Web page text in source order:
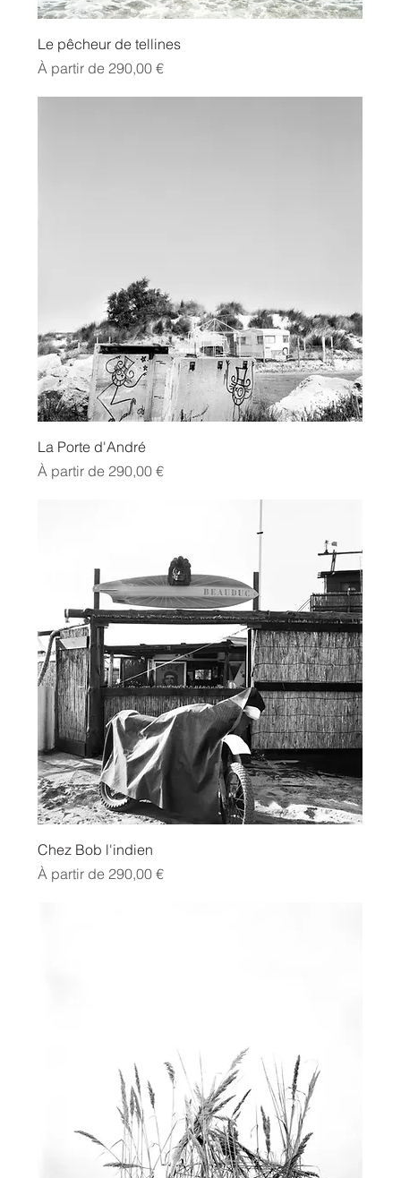
Le pêcheur de tellines
À partir de 290,00 €
Prix promotionnel
La Porte d'André
À partir de290,00 €
Prix promotionnel
Chez Bob l'indien
À partir de290,00 €
Prix promotionnel